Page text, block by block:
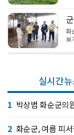
화
보
실시간
1 박상범 화순군의원,
2 화순군, 여름 피